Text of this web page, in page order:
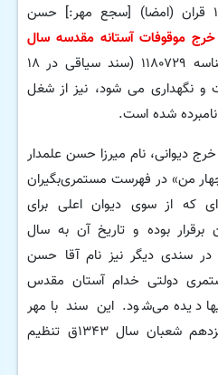
(بنچه) ۲۰ قران (نقدی) ۱۶۰ قران (امضا) [سجع مهر:] حسن
موقوفات آستانه مقدسه سال
» که با شناسه ۱۱۸۰۷۲۹ (سند سیاقی در ۱۸
و نگهداری می شود، نیز از شغل
شده است.
دیوانی، نام میرزا حسن علمدار
من» در فهرست مستمری‌بگیران
که از سوی دیوان اعلی برای
بوده و تاریخ آن به سال
در سندی دیگر نیز نام آقا حسن
دولتی خدام آستان مقدس
دیده می‌شود. این سند با مهر
«حسن الرضوی» و تاریخ شانزدهم شعبان سال ۱۳۴۳ق تنظیم